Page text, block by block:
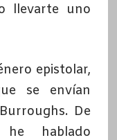
llevarte uno
epistolar,
se envían
De
hablado